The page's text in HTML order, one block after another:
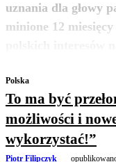
uznania dla głowy
minione 12
Polska
To ma być
możliwości i
wykorzystać!”
Piotr Filipczyk